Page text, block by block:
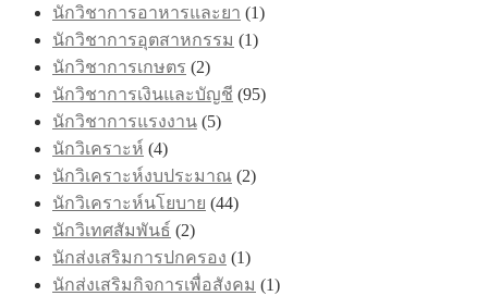
นักวิชาการอาหารและยา (1)
นักวิชาการอุตสาหกรรม (1)
นักวิชาการเกษตร (2)
นักวิชาการเงินและบัญชี (95)
นักวิชาการแรงงาน (5)
นักวิเคราะห์ (4)
นักวิเคราะห์งบประมาณ (2)
นักวิเคราะห์นโยบาย (44)
นักวิเทศสัมพันธ์ (2)
นักส่งเสริมการปกครอง (1)
นักส่งเสริมกิจการเพื่อสังคม (1)